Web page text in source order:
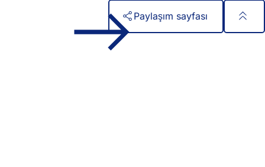
Paylaşım sayfası